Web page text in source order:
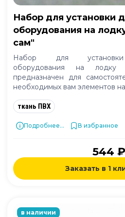
Набор для установки
оборудования на
сам"
Набор для установки
оборудования на
предназначен для
необходимых вам элементов
ткань ПВХ
Подробнее... В избранное
544 ₽
Заказать в 1
в наличии